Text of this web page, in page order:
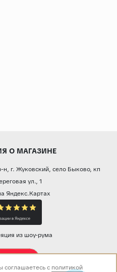
О МАГАЗИНЕ
н, г. Жуковский, село Быково, кп
ул., 1
Яндекс.Картах
из шоу-рума
соглашаетесь с политикой